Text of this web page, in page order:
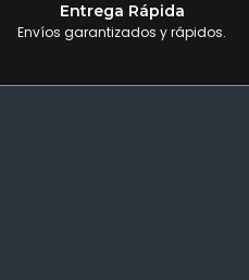
Entrega Rápida
Envíos garantizados y rápidos.